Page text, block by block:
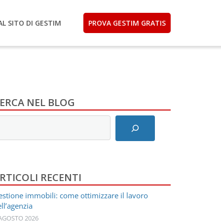
SITO DI GESTIM PROVA GESTIM GRATIS
NEL BLOG
RECENTI
immobili: come ottimizzare il lavoro
2026